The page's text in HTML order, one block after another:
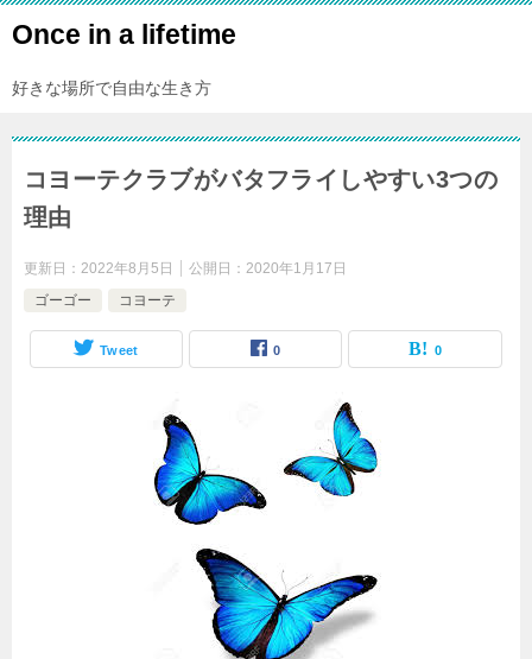
Once in a lifetime
好きな場所で自由な生き方
コヨーテクラブがバタフライしやすい3つの
理由
更新日： 2022年8月5日 公開日： 2020年1月17日
ゴーゴー
コヨーテ
Tweet 0 0